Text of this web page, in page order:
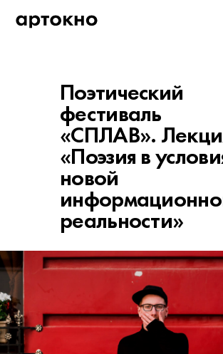
Поэтический
фестиваль
«СПЛАВ».
«Поэзия в
новой
реальности»